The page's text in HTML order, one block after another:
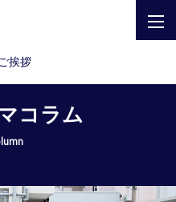
挨拶
コラム